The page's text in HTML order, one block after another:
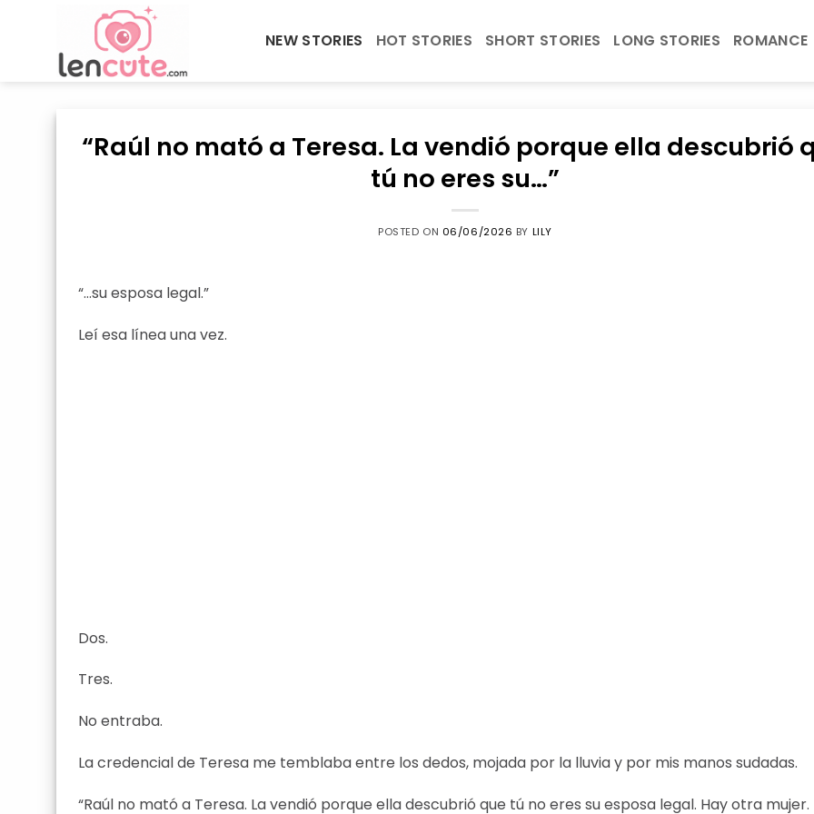
NEW STORIES HOT STORIES SHORT STORIES LONG STORIES ROMANCE
“Raúl no mató a Teresa. La vendió porque ella descubrió
tú no eres su…”
POSTED ON 06/06/2026 BY LILY
“…su esposa legal.”
Leí esa línea una vez.
Dos.
Tres.
No entraba.
La credencial de Teresa me temblaba entre los dedos, mojada por la lluvia y por mis manos sudadas.
“Raúl no mató a Teresa. La vendió porque ella descubrió que tú no eres su esposa legal. Hay otra mujer.